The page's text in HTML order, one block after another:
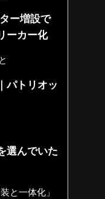
ー増設で
ーカー化
パトリオッ
選んでいた
と一体化」